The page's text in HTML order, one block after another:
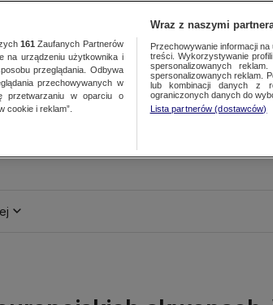
161 Zaufanych Partnerów
na urządzeniu użytkownika i
przeglądania. Odbywa
przechowywanych w
przetwarzaniu w oparciu o
cookie i reklam”.
Wraz z naszymi
Przechowywanie informacji
treści. Wykorzystywanie
spersonalizowanych
spersonalizowanych reklam.
lub kombinacji danych z
ograniczonych danych do
Lista partnerów (dostawców)